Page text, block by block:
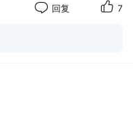
此时的后方也并不太
控制了制空权，随
妈留下了深刻的印
回复 7